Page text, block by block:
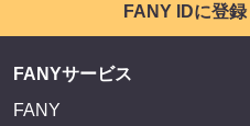
FANY IDに登
FANYサービス
FANY